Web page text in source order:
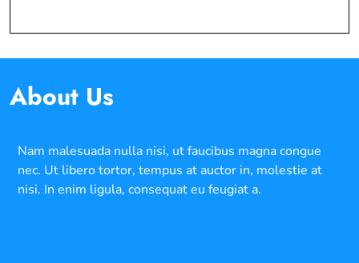
About Us
Nam malesuada nulla nisi, ut faucibus magna congue
nec. Ut libero tortor, tempus at auctor in, molestie at
nisi. In enim ligula, consequat eu feugiat a.